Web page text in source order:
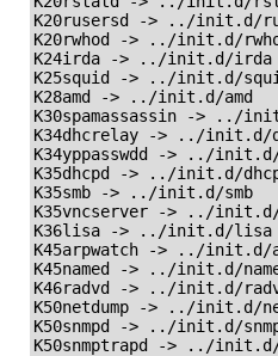
K20rusersd -> ../init.d/
K20rwhod -> ../init.d/
K24irda -> ../init.d/irda
K25squid -> ../init.d/
K28amd -> ../init.d/amd
K30spamassassin -> ../
K34dhcrelay -> ../init.d/
K34yppasswdd -> ../init.d/
K35dhcpd -> ../init.d/
K35smb -> ../init.d/smb
K35vncserver -> ../init.d/
K36lisa -> ../init.d/lisa
K45arpwatch -> ../init.d/
K45named -> ../init.d/
K46radvd -> ../init.d/
K50netdump -> ../init.d/
K50snmpd -> ../init.d/
K50snmptrapd -> ../init.d/